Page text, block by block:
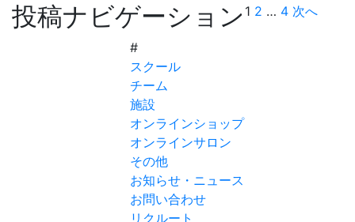
投稿ナビゲーション 1 2 … 4 次へ
#
スクール
チーム
施設
オンラインショップ
オンラインサロン
その他
お知らせ・ニュース
お問い合わせ
リクルート